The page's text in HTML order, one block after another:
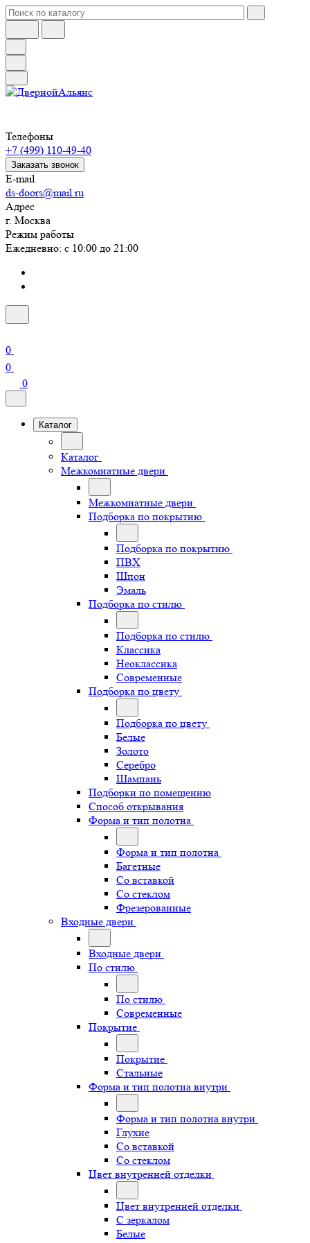
Телефоны
+7 (499) 110-49-40
Заказать звонок
E-mail
ds-doors@mail.ru
Адрес
г. Москва
Режим работы
Ежедневно: с 10:00 до 21:00
0
0
0
Каталог
Каталог
Межкомнатные двери
Межкомнатные двери
Подборка по покрытию
Подборка по покрытию
ПВХ
Шпон
Эмаль
Подборка по стилю
Подборка по стилю
Классика
Неоклассика
Современные
Подборка по цвету
Подборка по цвету
Белые
Золото
Серебро
Шампань
Подборки по помещению
Способ открывания
Форма и тип полотна
Форма и тип полотна
Багетные
Со вставкой
Со стеклом
Фрезерованные
Входные двери
Входные двери
По стилю
По стилю
Современные
Покрытие
Покрытие
Стальные
Форма и тип полотна внутри
Форма и тип полотна внутри
Глухие
Со вставкой
Со стеклом
Цвет внутренней отделки
Цвет внутренней отделки
С зеркалом
Белые